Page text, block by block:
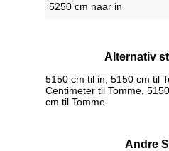
5250 cm naar in
Alternativ
5150 cm til in, 5150 cm til
Centimeter til Tomme,
cm til Tomme
Andre